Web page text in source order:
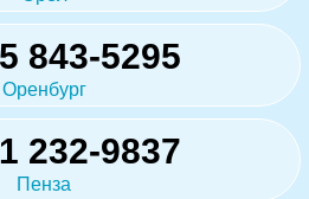
843-5295
Оренбург
232-9837
Пенза